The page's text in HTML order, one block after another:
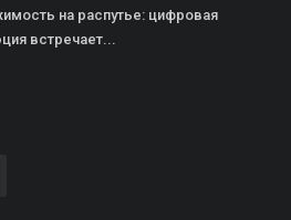
на распутье: цифровая
встречает...